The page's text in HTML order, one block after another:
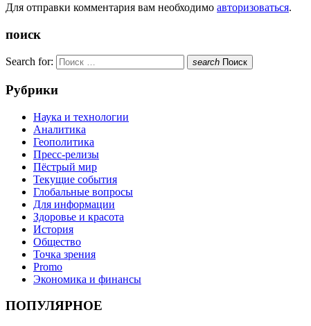
Для отправки комментария вам необходимо авторизоваться.
поиск
Search for: search Поиск
Рубрики
Наука и технологии
Аналитика
Геополитика
Пресс-релизы
Пёстрый мир
Текущие события
Глобальные вопросы
Для информации
Здоровье и красота
История
Общество
Точка зрения
Promo
Экономика и финансы
ПОПУЛЯРНОЕ